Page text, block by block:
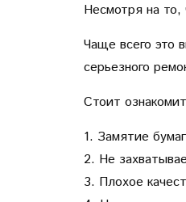
Несмотря на то,
Чаще всего это
серьезного
Стоит
1. Замятие
2. Не
3. Плохое